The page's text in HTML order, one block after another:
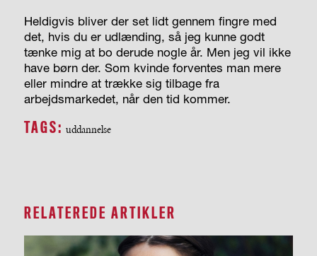
Heldigvis bliver der set lidt gennem fingre med
det, hvis du er udlænding, så jeg kunne godt
tænke mig at bo derude nogle år. Men jeg vil ikke
have børn der. Som kvinde forventes man mere
eller mindre at trække sig tilbage fra
arbejdsmarkedet, når den tid kommer.
TAGS: uddannelse
RELATEREDE ARTIKLER